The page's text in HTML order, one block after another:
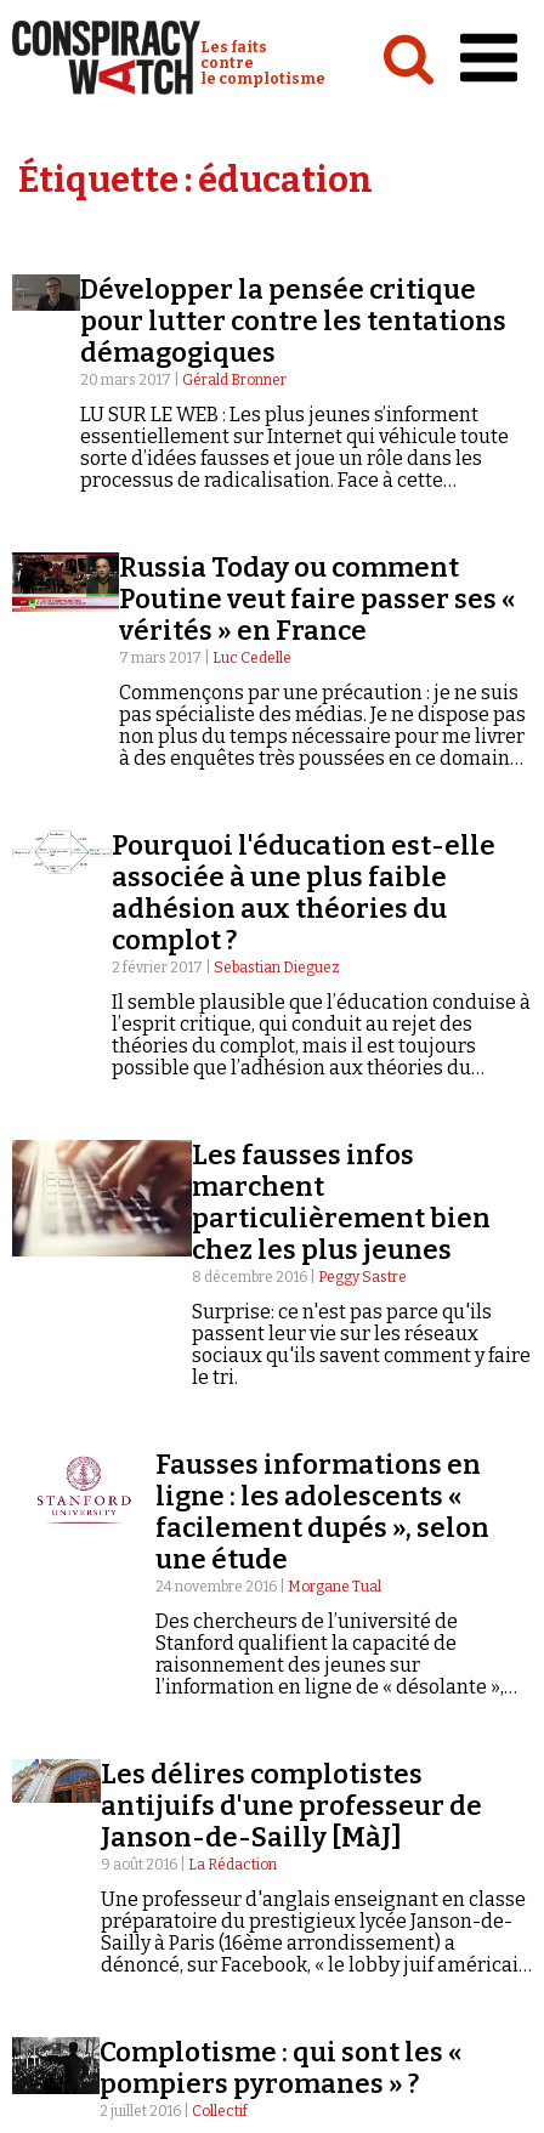
Conspiracy Watch :
Les faits
contre
le complotisme
Analyses
Vidéos
Émissions
Revues de presse
Faire un don
Demander à Vera
Étiquette :éducation
Développer la pensée critique
pour lutter contre les tentations
démagogiques
20 mars 2017 | Gérald Bronner
LU SUR LE WEB : Les plus jeunes s’informent
essentiellement sur Internet qui véhicule toute
sorte d’idées fausses et joue un rôle dans les
processus de radicalisation. Face à cette
jeunes esprits en formation autonome face à cet
océan de données.
Russia Today ou comment
Poutine veut faire passer ses «
vérités » en France
7 mars 2017 | Luc Cedelle
Commençons par une précaution : je ne suis
pas spécialiste des médias. Je ne dispose pas
non plus du temps nécessaire pour me livrer
à des enquêtes très poussées en ce domaine.
Pourquoi l'éducation est-elle
associée à une plus faible
adhésion aux théories du
complot ?
2 février 2017 | Sebastian Dieguez
Il semble plausible que l’éducation conduise à
l’esprit critique, qui conduit au rejet des
théories du complot, mais il est toujours
possible que l’adhésion aux théories du
Les fausses infos
marchent
particulièrement bien
chez les plus jeunes
8 décembre 2016 | Peggy Sastre
Surprise: ce n'est pas parce qu'ils
passent leur vie sur les réseaux
sociaux qu'ils savent comment y faire
le tri.
Fausses informations en
ligne : les adolescents «
facilement dupés », selon
une étude
24 novembre 2016 | Morgane Tual
Des chercheurs de l’université de
Stanford qualifient la capacité de
raisonnement des jeunes sur
l’information en ligne de « désolante »,
Les délires complotistes
antijuifs d'une professeur de
Janson-de-Sailly [MàJ]
9 août 2016 | La Rédaction
Une professeur d'anglais enseignant en classe
préparatoire du prestigieux lycée Janson-de-
Sailly à Paris (16ème arrondissement) a
dénoncé, sur Facebook, « le lobby juif américain
Complotisme : qui sont les «
pompiers pyromanes » ?
2 juillet 2016 | Collectif